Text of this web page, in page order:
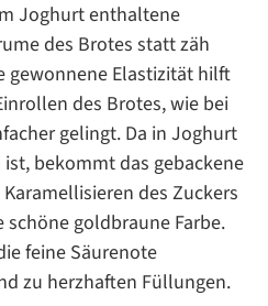
Joghurt enthaltene
des Brotes statt zäh
gewonnene Elastizität hilft
des Brotes, wie bei
gelingt. Da in Joghurt
bekommt das gebackene
des Zuckers
schöne goldbraune Farbe.
feine Säurenote
zu herzhaften Füllungen.